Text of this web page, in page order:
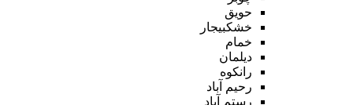
حویق
خشکبیجار
خمام
دیلمان
رانکوه
رحیم آباد
رستم آباد